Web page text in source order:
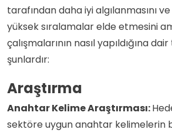
tarafından daha iyi algılanmasını
yüksek sıralamalar elde etmesini
çalışmalarının nasıl yapıldığına
şunlardır:
Araştırma
Anahtar Kelime Araştırması:
sektöre uygun anahtar kelimelerin